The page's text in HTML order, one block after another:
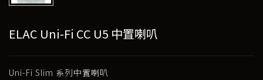
ELAC Uni-Fi CC U5 中置喇叭
Uni-Fi Slim 系列中置喇叭